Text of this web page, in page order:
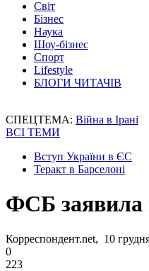
Світ
Бізнес
Наука
Шоу-бізнес
Спорт
Lifestyle
БЛОГИ ЧИТАЧІВ
СПЕЦТЕМА: Війна в Ірані
ВСІ ТЕМИ
Вступ України в ЄС
Теракт в Барселоні
ФСБ заявила
Корреспондент.net, 10
0
223